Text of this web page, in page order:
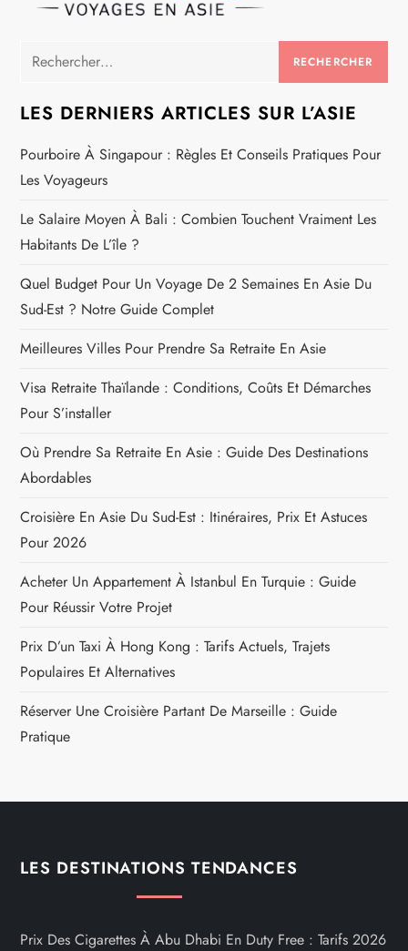
Rechercher :
LES DERNIERS ARTICLES SUR L’ASIE
Pourboire À Singapour : Règles Et Conseils Pratiques Pour
Les Voyageurs
Le Salaire Moyen À Bali : Combien Touchent Vraiment Les
Habitants De L’île ?
Quel Budget Pour Un Voyage De 2 Semaines En Asie Du
Sud-Est ? Notre Guide Complet
Meilleures Villes Pour Prendre Sa Retraite En Asie
Visa Retraite Thaïlande : Conditions, Coûts Et Démarches
Pour S’installer
Où Prendre Sa Retraite En Asie : Guide Des Destinations
Abordables
Croisière En Asie Du Sud-Est : Itinéraires, Prix Et Astuces
Pour 2026
Acheter Un Appartement À Istanbul En Turquie : Guide
Pour Réussir Votre Projet
Prix D’un Taxi À Hong Kong : Tarifs Actuels, Trajets
Populaires Et Alternatives
Réserver Une Croisière Partant De Marseille : Guide
Pratique
LES DESTINATIONS TENDANCES
Prix Des Cigarettes À Abu Dhabi En Duty Free : Tarifs 2026